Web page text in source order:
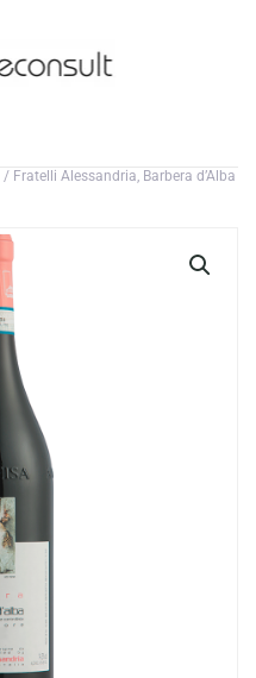
/ Fratelli Alessandria, Barbera d’Alba